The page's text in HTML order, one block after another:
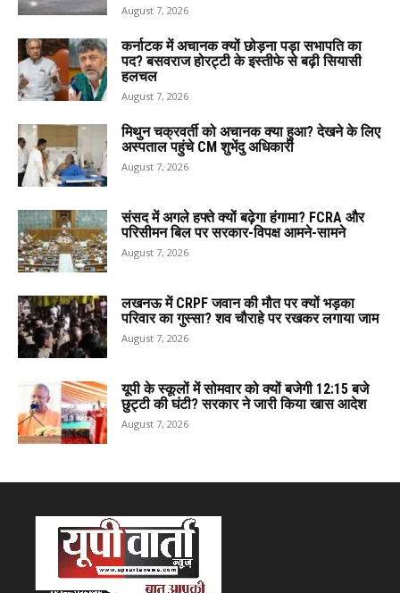
August 7, 2026
कर्नाटक में अचानक क्यों छोड़ना पड़ा सभापति का
पद? बसवराज होरट्टी के इस्तीफे से बढ़ी सियासी
हलचल
August 7, 2026
मिथुन चक्रवर्ती को अचानक क्या हुआ? देखने के लिए
अस्पताल पहुंचे CM शुभेंदु अधिकारी
August 7, 2026
संसद में अगले हफ्ते क्यों बढ़ेगा हंगामा? FCRA और
परिसीमन बिल पर सरकार-विपक्ष आमने-सामने
August 7, 2026
लखनऊ में CRPF जवान की मौत पर क्यों भड़का
परिवार का गुस्सा? शव चौराहे पर रखकर लगाया जाम
August 7, 2026
यूपी के स्कूलों में सोमवार को क्यों बजेगी 12:15 बजे
छुट्टी की घंटी? सरकार ने जारी किया खास आदेश
August 7, 2026